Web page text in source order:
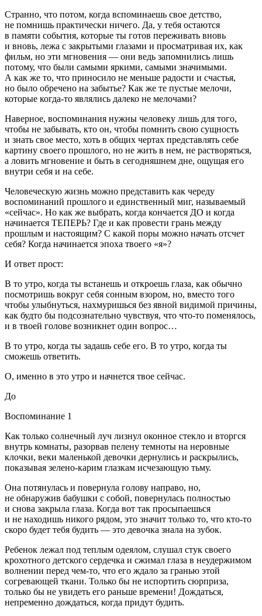
Странно, что потом, когда вспоминаешь свое детство,
не помнишь практически ничего. Да, у тебя остаются
в памяти события, которые ты готов переживать вновь
и вновь, лежа с закрытыми глазами и просматривая их, как
фильм, но эти мгновения — они ведь запомнились лишь
потому, что были самыми яркими, самыми значимыми.
А как же то, что приносило не меньше радости и счастья,
но было обречено на забытье? Как же те пустые мелочи,
которые когда-то являлись далеко не мелочами?
Наверное, воспоминания нужны человеку лишь для того,
чтобы не забывать, кто он, чтобы помнить свою сущность
и знать свое место, хоть в общих чертах представлять себе
картину своего прошлого, но не жить в нем, не растворяться,
а ловить мгновение и быть в сегодняшнем дне, ощущая его
внутри себя и на себе.
Человеческую жизнь можно представить как череду
воспоминаний прошлого и единственный миг, называемый
«сейчас». Но как же выбрать, когда кончается ДО и когда
начинается ТЕПЕРЬ? Где и как провести грань между
прошлым и настоящим? С какой поры можно начать отсчет
себя? Когда начинается эпоха твоего «я»?
И ответ прост:
В то утро, когда ты встанешь и откроешь глаза, как обычно
посмотришь вокруг себя сонным взором, но, вместо того
чтобы улыбнуться, нахмуришься без явной видимой причины,
как будто бы подсознательно чувствуя, что что-то поменялось,
и в твоей голове возникнет один вопрос…
В то утро, когда ты задашь себе его. В то утро, когда ты
сможешь ответить.
О, именно в это утро и начнется твое сейчас.
До
Воспоминание 1
Как только солнечный луч лизнул оконное стекло и вторгся
внутрь комнаты, разорвав пелену темноты на неровные
клочки, веки маленькой девочки дернулись и раскрылись,
показывая зелено-карим глазкам исчезающую тьму.
Она потянулась и повернула голову направо, но,
не обнаружив бабушки с собой, повернулась полностью
и снова закрыла глаза. Когда вот так просыпаешься
и не находишь никого рядом, это значит только то, что кто-то
скоро будет тебя будить — это девочка знала на зубок.
Ребенок лежал под теплым одеялом, слушал стук своего
крохотного детского сердечка и сжимал глаза в неудержимом
волнении перед чем-то, что его ждало за гранью этой
согревающей ткани. Только бы не испортить сюрприза,
только бы не увидеть его раньше времени! Дождаться,
непременно дождаться, когда придут будить.